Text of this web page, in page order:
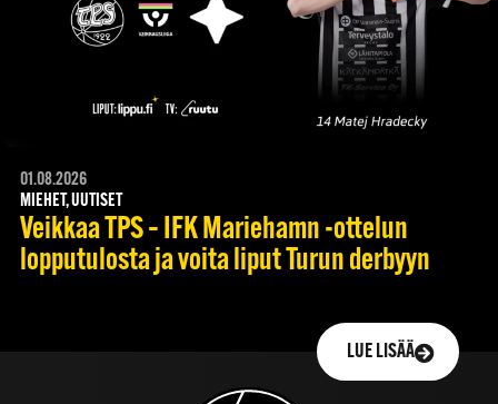
01.08.2026
MIEHET, UUTISET
Veikkaa TPS – IFK Mariehamn -ottelun
lopputulosta ja voita liput Turun derbyyn
LUE LISÄÄ